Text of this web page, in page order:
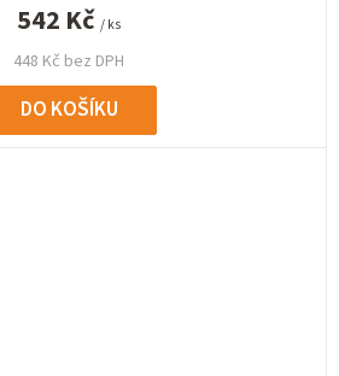
448 Kč bez DPH
542 Kč / ks
DO KOŠÍKU